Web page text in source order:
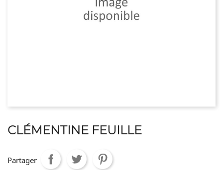
CLÉMENTINE FEUILLE
Partager